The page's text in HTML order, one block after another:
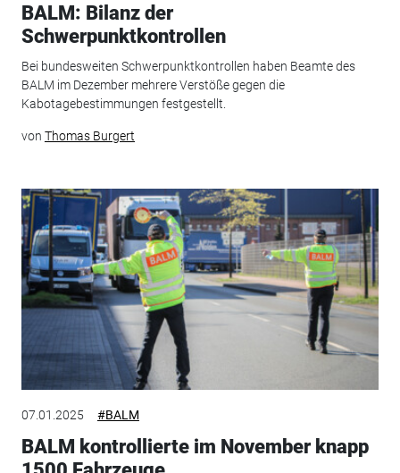
BALM: Bilanz der
Schwerpunktkontrollen
Bei bundesweiten Schwerpunktkontrollen haben Beamte des
BALM im Dezember mehrere Verstöße gegen die
Kabotagebestimmungen festgestellt.
von Thomas Burgert
07.01.2025 #BALM
BALM kontrollierte im November knapp